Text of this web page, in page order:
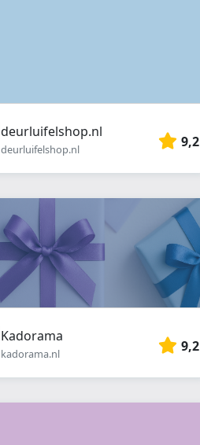
deurluifelshop.nl
deurluifelshop.nl 9,2
Kadorama
kadorama.nl 9,2